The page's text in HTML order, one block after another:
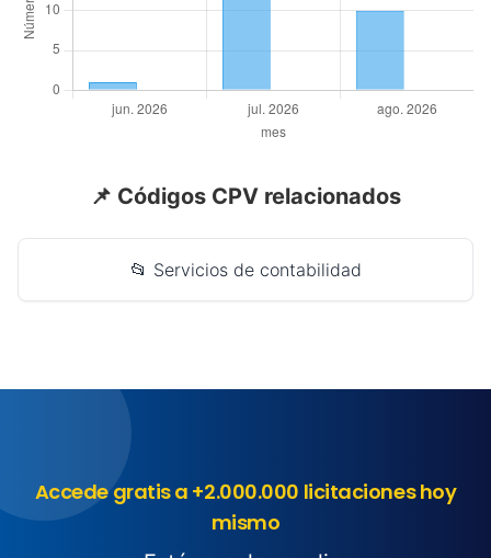
📌 Códigos CPV relacionados
📂 Servicios de contabilidad
Accede gratis a +2.000.000 licitaciones hoy
mismo